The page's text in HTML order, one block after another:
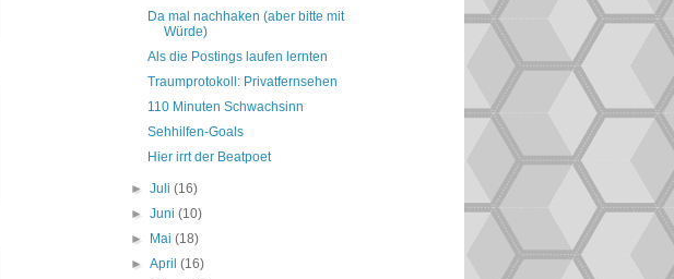
Da mal nachhaken (aber bitte mit
Würde)
Als die Postings laufen lernten
Traumprotokoll: Privatfernsehen
110 Minuten Schwachsinn
Sehhilfen-Goals
Hier irrt der Beatpoet
►Juli(16)
►Juni(10)
►
Mai(18)
►April(16)